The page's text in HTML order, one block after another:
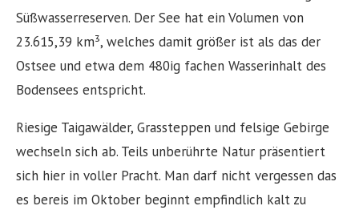
Süßwasserreserven. Der See hat ein Volumen von
23.615,39 km³, welches damit größer ist als das der
Ostsee und etwa dem 480ig fachen Wasserinhalt des
Bodensees entspricht.
Riesige Taigawälder, Grassteppen und felsige Gebirge
wechseln sich ab. Teils unberührte Natur präsentiert
sich hier in voller Pracht. Man darf nicht vergessen das
es bereis im Oktober beginnt empfindlich kalt zu